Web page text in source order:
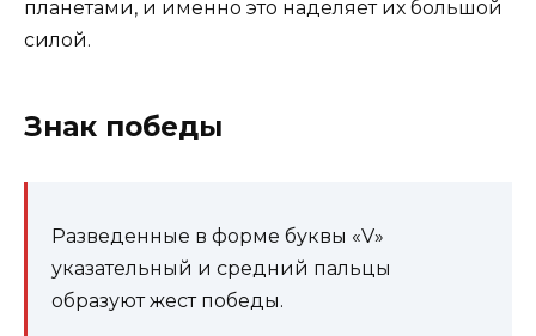
планетами, и именно это наделяет их большой
силой.
Знак победы
Разведенные в форме буквы «V»
указательный и средний пальцы
образуют жест победы.